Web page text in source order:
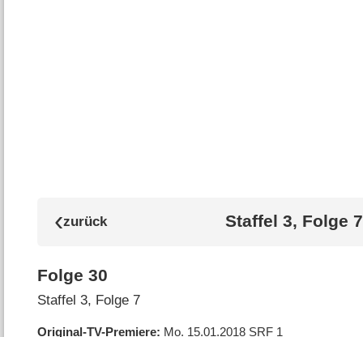
Staffel 3, Folge 7
Folge 30
Staffel 3, Folge 7
Original-TV-Premiere Mo. 15.01.2018 SRF 1